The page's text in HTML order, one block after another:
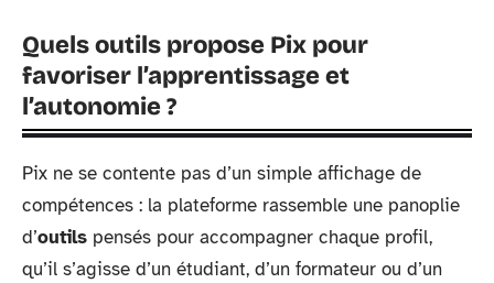
Quels outils propose Pix pour
favoriser l’apprentissage et
l’autonomie ?
Pix ne se contente pas d’un simple affichage de
compétences : la plateforme rassemble une panoplie
d’outils pensés pour accompagner chaque profil,
qu’il s’agisse d’un étudiant, d’un formateur ou d’un